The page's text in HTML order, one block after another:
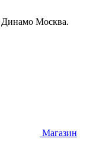
Динамо Москва.
Магазин